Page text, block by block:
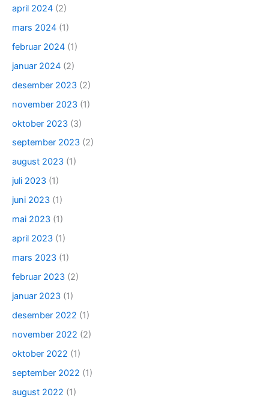
april 2024 (2)
mars 2024 (1)
februar 2024 (1)
januar 2024 (2)
desember 2023 (2)
november 2023 (1)
oktober 2023 (3)
september 2023 (2)
august 2023 (1)
juli 2023 (1)
juni 2023 (1)
mai 2023 (1)
april 2023 (1)
mars 2023 (1)
februar 2023 (2)
januar 2023 (1)
desember 2022 (1)
november 2022 (2)
oktober 2022 (1)
september 2022 (1)
august 2022 (1)